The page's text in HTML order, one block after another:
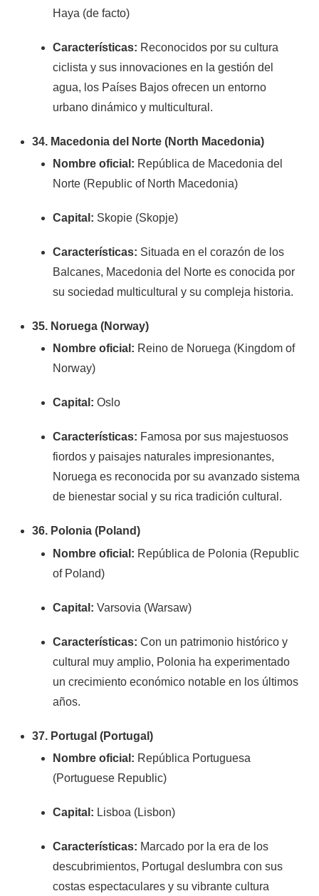
Haya (de facto)
Características: Reconocidos por su cultura
ciclista y sus innovaciones en la gestión del
agua, los Países Bajos ofrecen un entorno
urbano dinámico y multicultural.
34. Macedonia del Norte (North Macedonia)
Nombre oficial: República de Macedonia del
Norte (Republic of North Macedonia)
Capital: Skopie (Skopje)
Características: Situada en el corazón de los
Balcanes, Macedonia del Norte es conocida por
su sociedad multicultural y su compleja historia.
35. Noruega (Norway)
Nombre oficial: Reino de Noruega (Kingdom of
Norway)
Capital: Oslo
Características: Famosa por sus majestuosos
fiordos y paisajes naturales impresionantes,
Noruega es reconocida por su avanzado sistema
de bienestar social y su rica tradición cultural.
36. Polonia (Poland)
Nombre oficial: República de Polonia (Republic
of Poland)
Capital: Varsovia (Warsaw)
Características: Con un patrimonio histórico y
cultural muy amplio, Polonia ha experimentado
un crecimiento económico notable en los últimos
años.
37. Portugal (Portugal)
Nombre oficial: República Portuguesa
(Portuguese Republic)
Capital: Lisboa (Lisbon)
Características: Marcado por la era de los
descubrimientos, Portugal deslumbra con sus
costas espectaculares y su vibrante cultura